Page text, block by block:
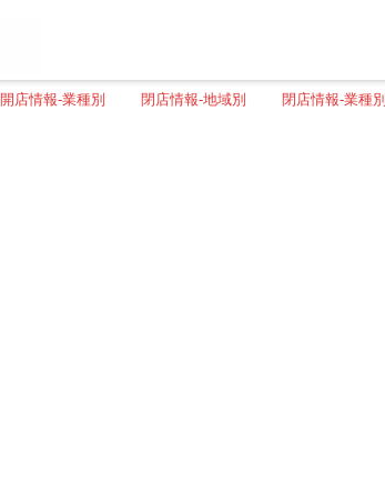
開店情報-業種別 閉店情報-地域別 閉店情報-業種別